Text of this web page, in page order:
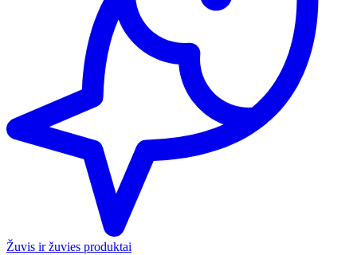
Žuvis ir žuvies produktai